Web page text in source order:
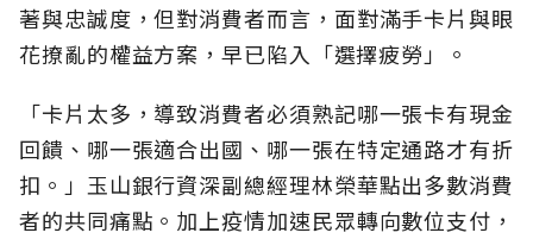
著與忠誠度，但對消費者而言，面對滿手卡片與眼
花撩亂的權益方案，早已陷入「選擇疲勞」。
「卡片太多，導致消費者必須熟記哪一張卡有現金
回饋、哪一張適合出國、哪一張在特定通路才有折
扣。」玉山銀行資深副總經理林榮華點出多數消費
者的共同痛點。加上疫情加速民眾轉向數位支付，